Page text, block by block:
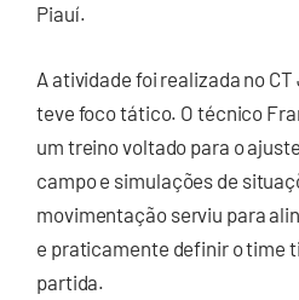
Piauí.
A atividade foi realizada no
teve foco tático. O técnico
um treino voltado para o
campo e simulações de
movimentação serviu para
e praticamente definir o time
partida.